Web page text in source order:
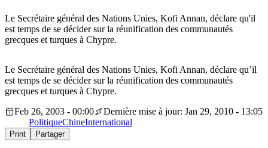
Le Secrétaire général des Nations Unies, Kofi Annan, déclare qu'il
est temps de se décider sur la réunification des communautés
grecques et turques à Chypre.
Le Secrétaire général des Nations Unies, Kofi Annan, déclare qu’il
est temps de se décider sur la réunification des communautés
grecques et turques à Chypre.
Feb 26, 2003 - 00:00
Dernière mise à jour: Jan 29, 2010 - 13:05
PolitiqueChineInternational
Print Partager